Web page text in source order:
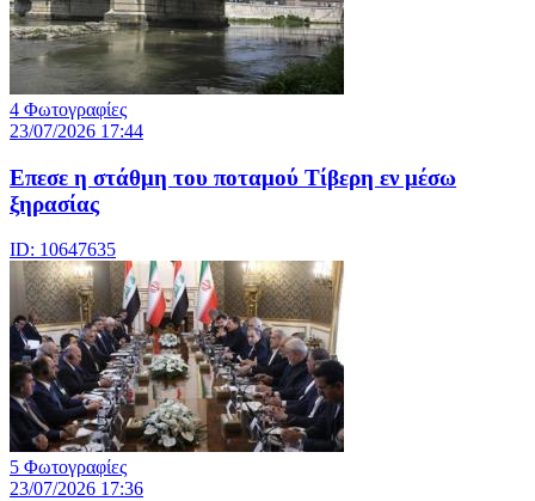
4 Φωτογραφίες
23/07/2026 17:44
Επεσε η στάθμη του ποταμού Τίβερη εν μέσω
ξηρασίας
ID: 10647635
5 Φωτογραφίες
23/07/2026 17:36